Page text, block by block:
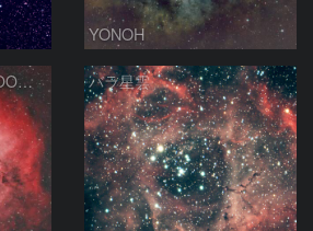
YONOH
NGC2237 ばら星雲 HOO合成 バラ星雲